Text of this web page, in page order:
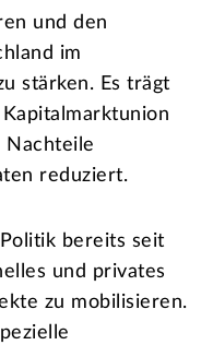
und den
im
stärken. Es trägt
Nachteile
reduziert.
bereits seit
und privates
zu mobilisieren.